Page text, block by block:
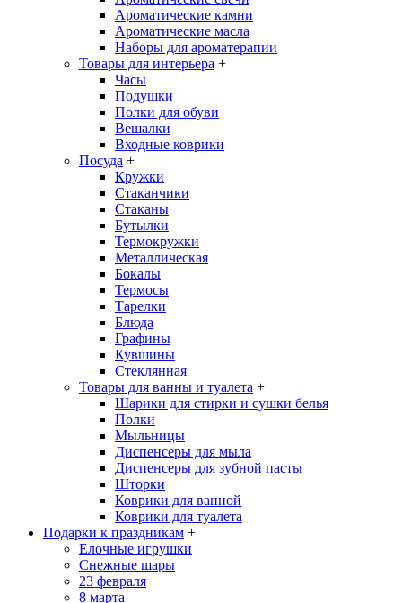
Ароматические камни
Ароматические масла
Наборы для ароматерапии
Товары для интерьера +
Часы
Подушки
Полки для обуви
Вешалки
Входные коврики
Посуда +
Кружки
Стаканчики
Стаканы
Бутылки
Термокружки
Металлическая
Бокалы
Термосы
Тарелки
Блюда
Графины
Кувшины
Стеклянная
Товары для ванны и туалета +
Шарики для стирки и сушки белья
Полки
Мыльницы
Диспенсеры для мыла
Диспенсеры для зубной пасты
Шторки
Коврики для ванной
Коврики для туалета
Подарки к праздникам +
Елочные игрушки
Снежные шары
23 февраля
8 марта